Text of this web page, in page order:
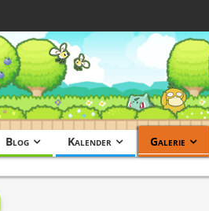
Blog Kalender Galerie